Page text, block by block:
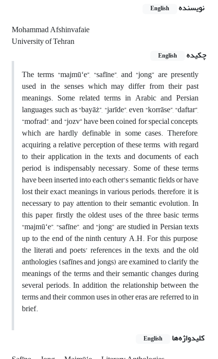
نویسنده English
Mohammad Afshinvafaie
University of Tehran
چکیده
English
The terms “majmūʻe”, “safīne”, and “jong” are presently
used in the senses which may differ from their past
meanings. Some related terms in Arabic and Persian
languages, such as “bayāż”, “jarīde”, even “korrāse”, “daftar”,
“mofrad”, and “jozv” have been coined for special concepts,
which are hardly definable in some cases. Therefore,
acquiring a relative perception of these terms, with regard
to their application in the texts and documents of each
period, is indispensably necessary. Some of these terms
have been inserted into each other’s semantic fields or have
lost their exact meanings in various periods; therefore, it is
necessary to pay attention to their semantic evolution. In
this paper, firstly the oldest uses of the three basic terms
“majmūʻe”, “safīne”, and “jong” are studied in Persian texts
up to the end of the ninth century A.H. For this purpose,
the literati and poets’ references in the texts, and the old
anthologies (safīnes and jongs) are examined to clarify the
meanings of the terms and their semantic changes during
several periods. In addition, the relationship between the
terms and their common uses in other eras are referred to in
brief.
کلیدواژه‌ها
English